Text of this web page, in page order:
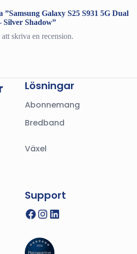
”Samsung Galaxy S25 S931 5G Dual
Silver Shadow”
skriva en recension.
Lösningar
Abonnemang
Bredband
Växel
Support
Facebook
Instagram
LinkedIn